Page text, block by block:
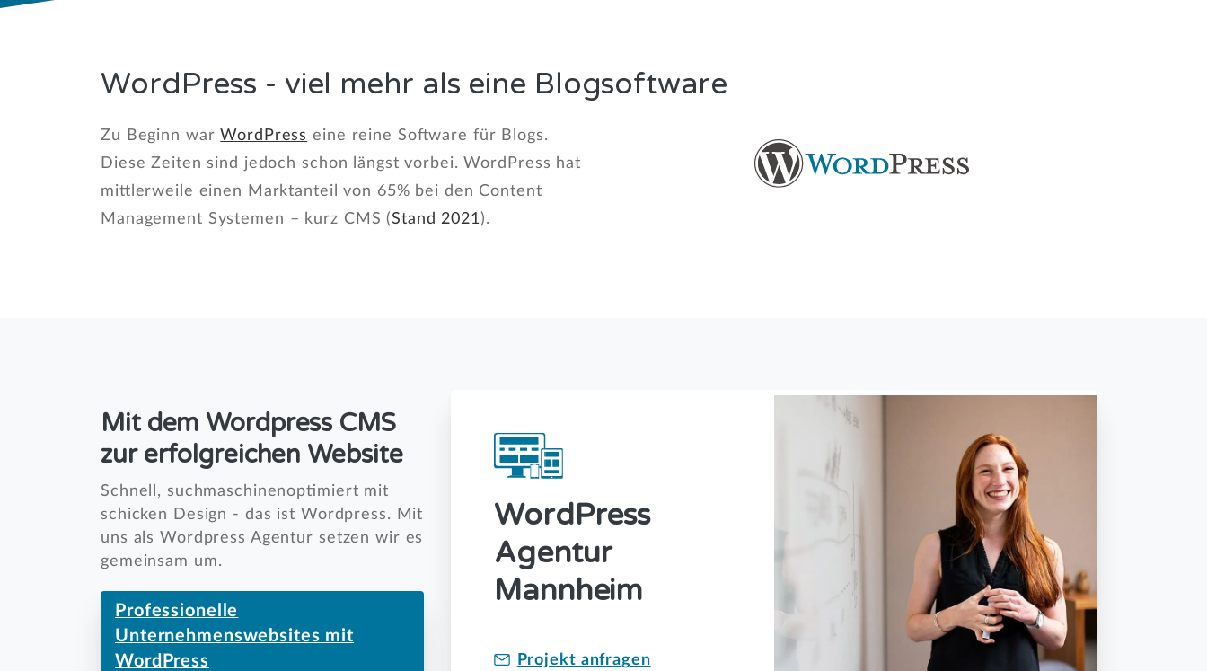
WordPress - viel mehr als eine Blogsoftware
Zu Beginn warWordPress eine reine Software für Blogs.
Diese Zeiten sind jedoch schon längst vorbei. WordPress hat
mittlerweile einen Marktanteil von 65% bei den Content
Management Systemen – kurz CMS (Stand 2021).
Mit dem Wordpress CMS
zur erfolgreichen Website
Schnell, suchmaschinenoptimiert mit
schicken Design - das ist Wordpress. Mit
uns als Wordpress Agentur setzen wir es
gemeinsam um.
Professionelle
Unternehmenswebsites mit
WordPress
WordPress
Agentur
Mannheim
Projekt anfragen